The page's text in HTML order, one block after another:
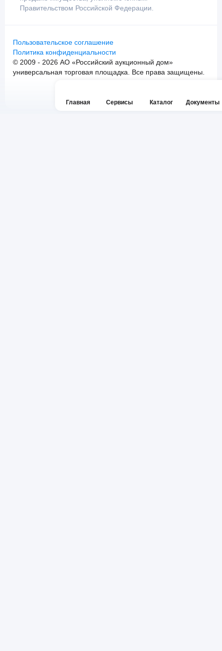
Главная Сервисы Каталог Документы
Правительством Российской Федерации.
Пользовательское соглашение
Политика конфиденциальности
© 2009 - 2026 АО «Российский аукционный дом»
универсальная торговая площадка. Все права защищены.